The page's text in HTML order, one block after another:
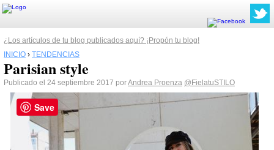
¿Los artículos de tu blog publicados aquí? ¡Propón tu blog!
INICIO › TENDENCIAS
Parisian style
Publicado el 24 septiembre 2017 porAndrea Proenza @FielatuSTILO
Save